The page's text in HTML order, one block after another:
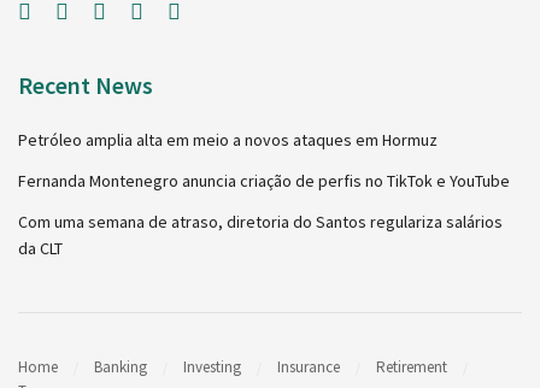
Recent News
Petróleo amplia alta em meio a novos ataques em Hormuz
Fernanda Montenegro anuncia criação de perfis no TikTok e YouTube
Com uma semana de atraso, diretoria do Santos regulariza salários
da CLT
Home Banking Investing Insurance
Retirement